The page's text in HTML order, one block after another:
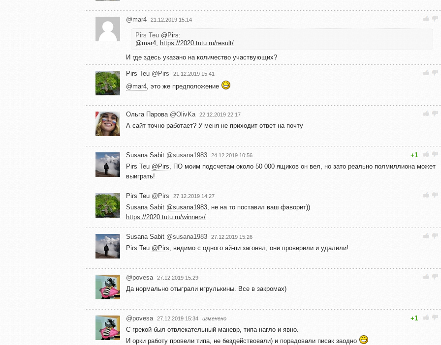
@mar4 21.12.2019 15:14
Pirs Teu @Pirs:
@mar4, https://2020.tutu.ru/result/
И где здесь указано на количество участвующих?
Pirs Teu @Pirs 21.12.2019 15:41
@mar4, это же предположение
Ольга Парова @OlivKa 22.12.2019 22:17
А сайт точно работает? У меня не приходит ответ на почту
Susana Sabit @susana1983 24.12.2019 10:56
+1
Pirs Teu @Pirs, ПО моим подсчетам около 50 000 ящиков он вел, но зато реально полмиллиона может
выиграть!
Pirs Teu @Pirs 27.12.2019 14:27
Susana Sabit @susana1983, не на то поставил ваш фаворит))
https://2020.tutu.ru/winners/
Susana Sabit @susana1983 27.12.2019 15:26
Pirs Teu @Pirs, видимо с одного ай-пи загонял, они проверили и удалили!
@povesa 27.12.2019 15:29
Да нормально отыграли игрулькины. Все в закромах)
@povesa 27.12.2019 15:34 изменено
+1
С грекой был отвлекательный маневр, типа нагло и явно.
И орки работу провели типа, не бездействовали) и порадовали писак заодно